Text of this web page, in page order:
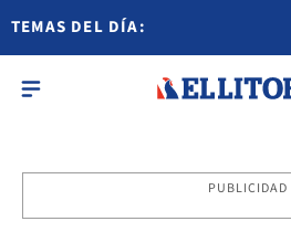
TEMAS DEL DÍA:
PUBLICIDAD